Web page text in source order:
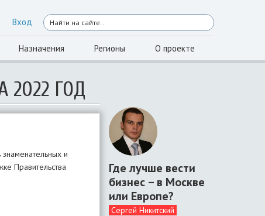
Вход
Назначения Регионы О проекте
ГОД
и
Правительства
Где лучше вести
бизнес – в Москве
или Европе?
Сергей Никитский